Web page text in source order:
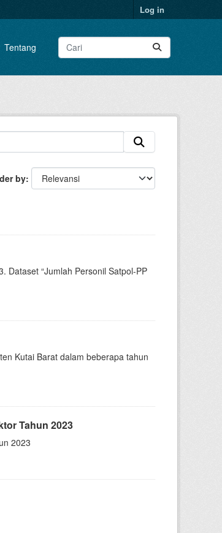
Log in
Tentang
by
Dataset “Jumlah Personil Satpol-PP
Kutai Barat dalam beberapa tahun
Tahun 2023
2023